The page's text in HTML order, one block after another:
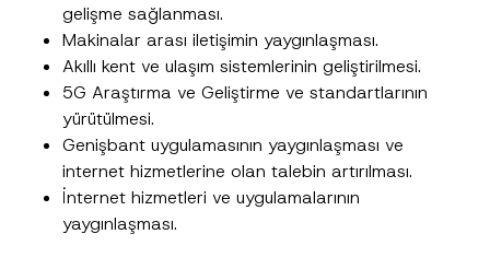
gelişme sağlanması.
Makinalar arası iletişimin yaygınlaşması.
Akıllı kent ve ulaşım sistemlerinin geliştirilmesi.
5G Araştırma ve Geliştirme ve standartlarının
yürütülmesi.
Genişbant uygulamasının yaygınlaşması ve
internet hizmetlerine olan talebin artırılması.
İnternet hizmetleri ve uygulamalarının
yaygınlaşması.
Ad*
Soyad*
Firma
Pozisyon
i
m